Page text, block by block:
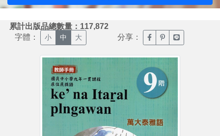
累計出版品總數量：117,872
字體： 小 中 大 分享： 臉書分享(另開新視窗)
噗浪分享(另開新
Line分享(另